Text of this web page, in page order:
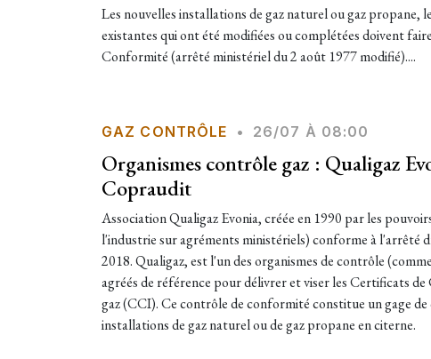
Les nouvelles installations de gaz naturel ou gaz propane,
existantes qui ont été modifiées ou complétées doivent
Conformité (arrêté ministériel du 2 août 1977 modifié)....
GAZ CONTRÔLE • 26/07 À 08:00
Organismes contrôle gaz : Qualigaz
Copraudit
Association Qualigaz Evonia, créée en 1990 par les
l'industrie sur agréments ministériels) conforme à l'arrêté
2018. Qualigaz, est l'un des organismes de contrôle
agréés de référence pour délivrer et viser les Certificats
gaz (CCI). Ce contrôle de conformité constitue un gage de
installations de gaz naturel ou de gaz propane en citerne.